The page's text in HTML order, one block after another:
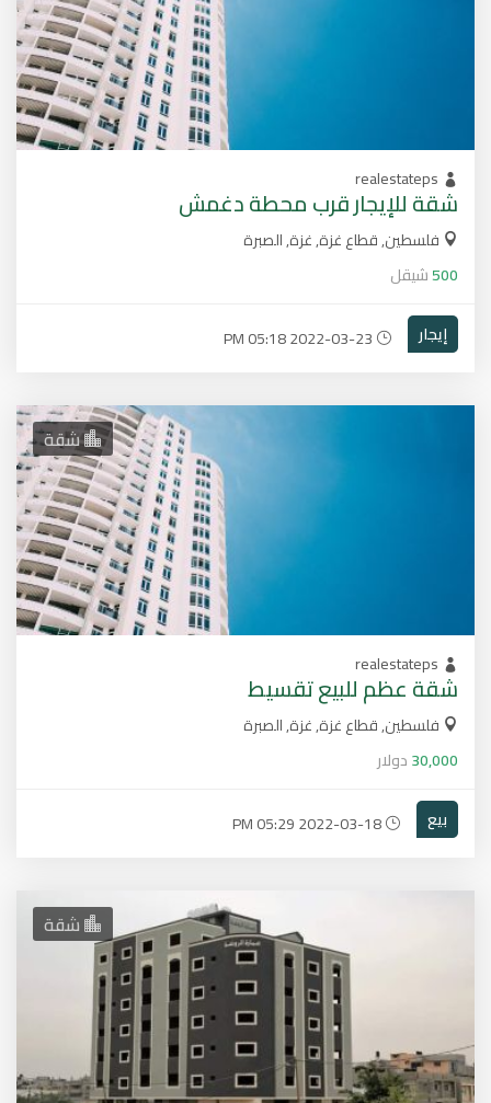
realestateps
شقة للإيجار قرب محطة دغمش
فلسطين, قطاع غزة, غزة, الصبرة
500شيقل
إيجار
شقة
realestateps
شقة عظم للبيع تقسيط
فلسطين, قطاع غزة, غزة, الصبرة
30,000دولار
بيع
شقة